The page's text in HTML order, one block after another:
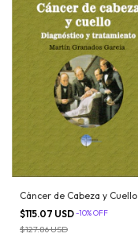
Cáncer de Cabeza y Cuello
$115.07 USD-10%OFF
$127.86 USD